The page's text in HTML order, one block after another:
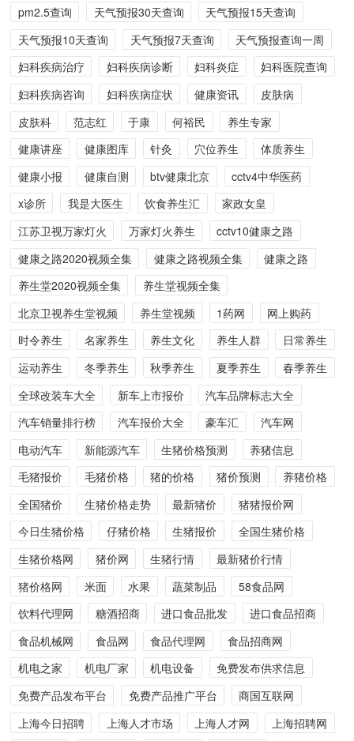
pm2.5查询 天气预报30天查询
天气预报15天查询
天气预报10天查询
天气预报7天查询
天气预报查询一周
妇科疾病治疗
妇科疾病诊断 妇科炎症
妇科医院查询
妇科疾病咨询
妇科疾病症状 健康资讯
皮肤病
皮肤科
范志红 于康 何裕民
养生专家
健康讲座
健康图库 针灸 穴位养生
体质养生
健康小报
健康自测 btv健康北京
cctv4中华医药
x诊所
我是大医生 饮食养生汇
家政女皇
江苏卫视万家灯火
万家灯火养生
cctv10健康之路
健康之路2020视频全集
健康之路视频全集
健康之路
养生堂2020视频全集
养生堂视频全集
北京卫视养生堂视频
养生堂视频 1药网
网上购药
时令养生
名家养生 养生文化 养生人群
日常养生
运动养生
冬季养生 秋季养生 夏季养生
春季养生
全球改装车大全
新车上市报价
汽车品牌标志大全
汽车销量排行榜
汽车报价大全 豪车汇
汽车网
电动汽车
新能源汽车 生猪价格预测
养猪信息
毛猪报价
毛猪价格 猪的价格 猪价预测
养猪价格
全国猪价
生猪价格走势 最新猪价
猪猪报价网
今日生猪价格
仔猪价格 生猪报价
全国生猪价格
生猪价格网
猪价网 生猪行情
最新猪价行情
猪价格网
米面 水果 蔬菜制品
58食品网
饮料代理网
糖酒招商 进口食品批发
进口食品招商
食品机械网
食品网 食品代理网
食品招商网
机电之家
机电厂家 机电设备
免费发布供求信息
免费产品发布平台
免费产品推广平台
商国互联网
上海今日招聘
上海人才市场 上海人才网
上海招聘网